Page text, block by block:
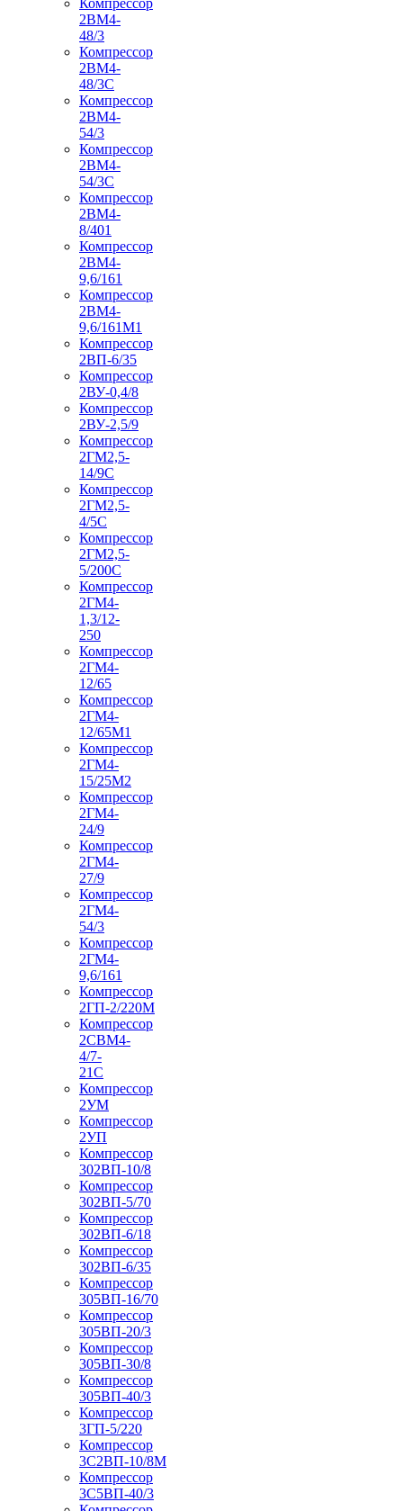
2ВМ4-
48/3
Компрессор
2ВМ4-
48/3С
Компрессор
2ВМ4-
54/3
Компрессор
2ВМ4-
54/3С
Компрессор
2ВМ4-
8/401
Компрессор
2ВМ4-
9,6/161
Компрессор
2ВМ4-
9,6/161М1
Компрессор
2ВП-6/35
Компрессор
2ВУ-0,4/8
Компрессор
2ВУ-2,5/9
Компрессор
2ГМ2,5-
14/9С
Компрессор
2ГМ2,5-
4/5С
Компрессор
2ГМ2,5-
5/200С
Компрессор
2ГМ4-
1,3/12-
250
Компрессор
2ГМ4-
12/65
Компрессор
2ГМ4-
12/65М1
Компрессор
2ГМ4-
15/25М2
Компрессор
2ГМ4-
24/9
Компрессор
2ГМ4-
27/9
Компрессор
2ГМ4-
54/3
Компрессор
2ГМ4-
9,6/161
Компрессор
2ГП-2/220М
Компрессор
2СВМ4-
4/7-
21С
Компрессор
2УМ
Компрессор
2УП
Компрессор
302ВП-10/8
Компрессор
302ВП-5/70
Компрессор
302ВП-6/18
Компрессор
302ВП-6/35
Компрессор
305ВП-16/70
Компрессор
305ВП-20/3
Компрессор
305ВП-30/8
Компрессор
305ВП-40/3
Компрессор
3ГП-5/220
Компрессор
3С2ВП-10/8М
Компрессор
3С5ВП-40/3